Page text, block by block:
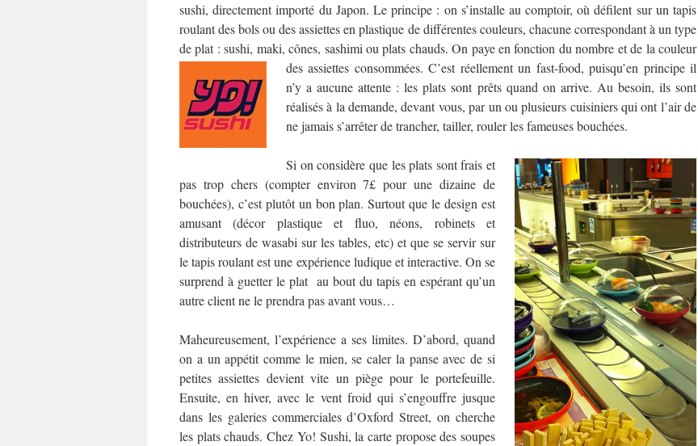
sushi, directement importé du Japon. Le principe : on s’installe au comptoir, où défilent sur un tapis
roulant des bols ou des assiettes en plastique de différentes couleurs, chacune correspondant à un type
de plat : sushi, maki, cônes, sashimi ou plats chauds. On paye en fonction du nombre et de la couleur
des assiettes consommées. C’est réellement un fast-food, puisqu’en principe il
n’y a aucune attente : les plats sont prêts quand on arrive. Au besoin, ils sont
réalisés à la demande, devant vous, par un ou plusieurs cuisiniers qui ont l’air de
ne jamais s’arrêter de trancher, tailler, rouler les fameuses bouchées.
Si on considère que les plats sont frais et
pas trop chers (compter environ 7£ pour une dizaine de
bouchées), c’est plutôt un bon plan. Surtout que le design est
amusant (décor plastique et fluo, néons, robinets et
distributeurs de wasabi sur les tables, etc) et que se servir sur
le tapis roulant est une expérience ludique et interactive. On se
surprend à guetter le plat au bout du tapis en espérant qu’un
autre client ne le prendra pas avant vous…
Maheureusement, l’expérience a ses limites. D’abord, quand
on a un appétit comme le mien, se caler la panse avec de si
petites assiettes devient vite un piège pour le portefeuille.
Ensuite, en hiver, avec le vent froid qui s’engouffre jusque
dans les galeries commerciales d’Oxford Street, on cherche
les plats chauds. Chez Yo! Sushi, la carte propose des soupes